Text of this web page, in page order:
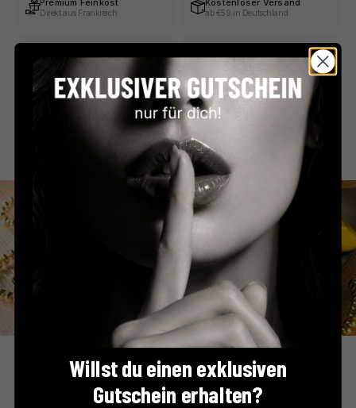
Direkt aus Frankreich ab €59 in Deutschland
Schnell & unkompliziert PayPal, Klarna & mehr
Beschreibung
Larnaudie
Seit 1951 steht das Haus Larnaudie für hochwertige Foie Gras und
Terrinen aus Südfrankreich. Mit viel Respekt für das Terroir
entstehen hier Delikatessen, die französische Genusskultur auf
Willst du einen exklusiven
Gutschein erhalten?